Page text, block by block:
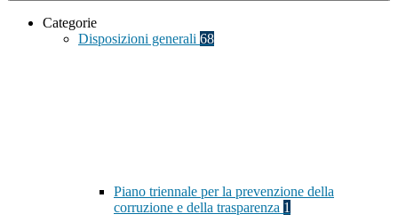
Categorie
Disposizioni generali 68
Piano triennale per la prevenzione della
corruzione e della trasparenza 1